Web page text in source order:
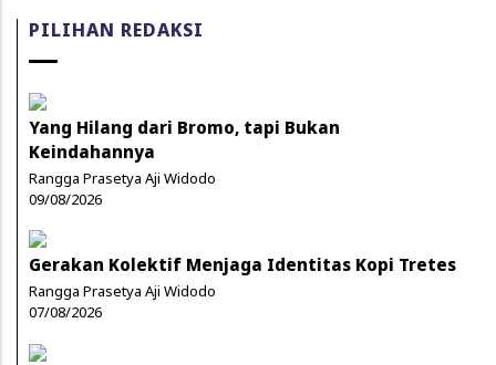
PILIHAN REDAKSI
Yang Hilang dari Bromo, tapi Bukan
Keindahannya
Rangga Prasetya Aji Widodo
09/08/2026
Gerakan Kolektif Menjaga Identitas Kopi Tretes
Rangga Prasetya Aji Widodo
07/08/2026